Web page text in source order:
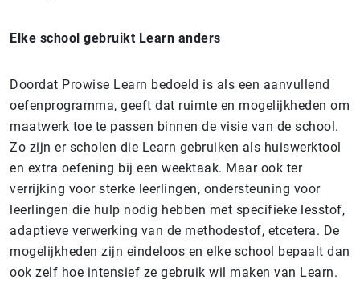
Elke school gebruikt Learn anders
Doordat Prowise Learn bedoeld is als een aanvullend
oefenprogramma, geeft dat ruimte en mogelijkheden om
maatwerk toe te passen binnen de visie van de school.
Zo zijn er scholen die Learn gebruiken als huiswerktool
en extra oefening bij een weektaak. Maar ook ter
verrijking voor sterke leerlingen, ondersteuning voor
leerlingen die hulp nodig hebben met specifieke lesstof,
adaptieve verwerking van de methodestof, etcetera. De
mogelijkheden zijn eindeloos en elke school bepaalt dan
ook zelf hoe intensief ze gebruik wil maken van Learn.